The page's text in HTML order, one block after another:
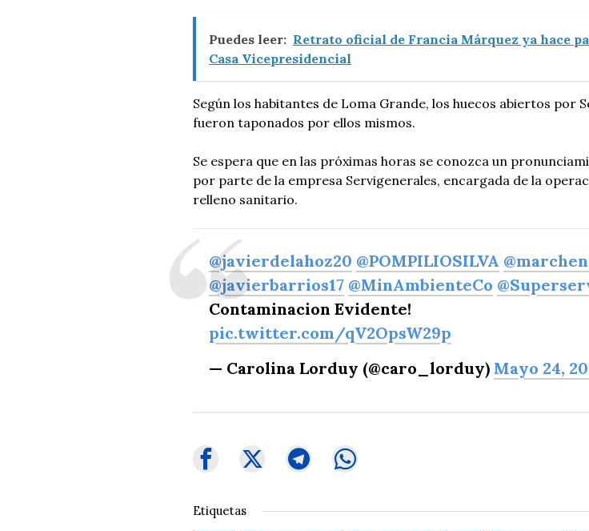
Puedes leer: Retrato oficial de Francia Márquez ya hace
Casa Vicepresidencial
Según los habitantes de Loma Grande, los huecos abiertos por
fueron taponados por ellos mismos.
Se espera que en las próximas horas se conozca un
por parte de la empresa Servigenerales, encargada de la
relleno sanitario.
@javierdelahoz20 @POMPILIOSILVA
@javierbarrios17 @MinAmbienteCo
Contaminacion Evidente!
pic.twitter.com/qV2OpsW29p
— Carolina Lorduy (@caro_lorduy) Mayo 24,
Etiquetas